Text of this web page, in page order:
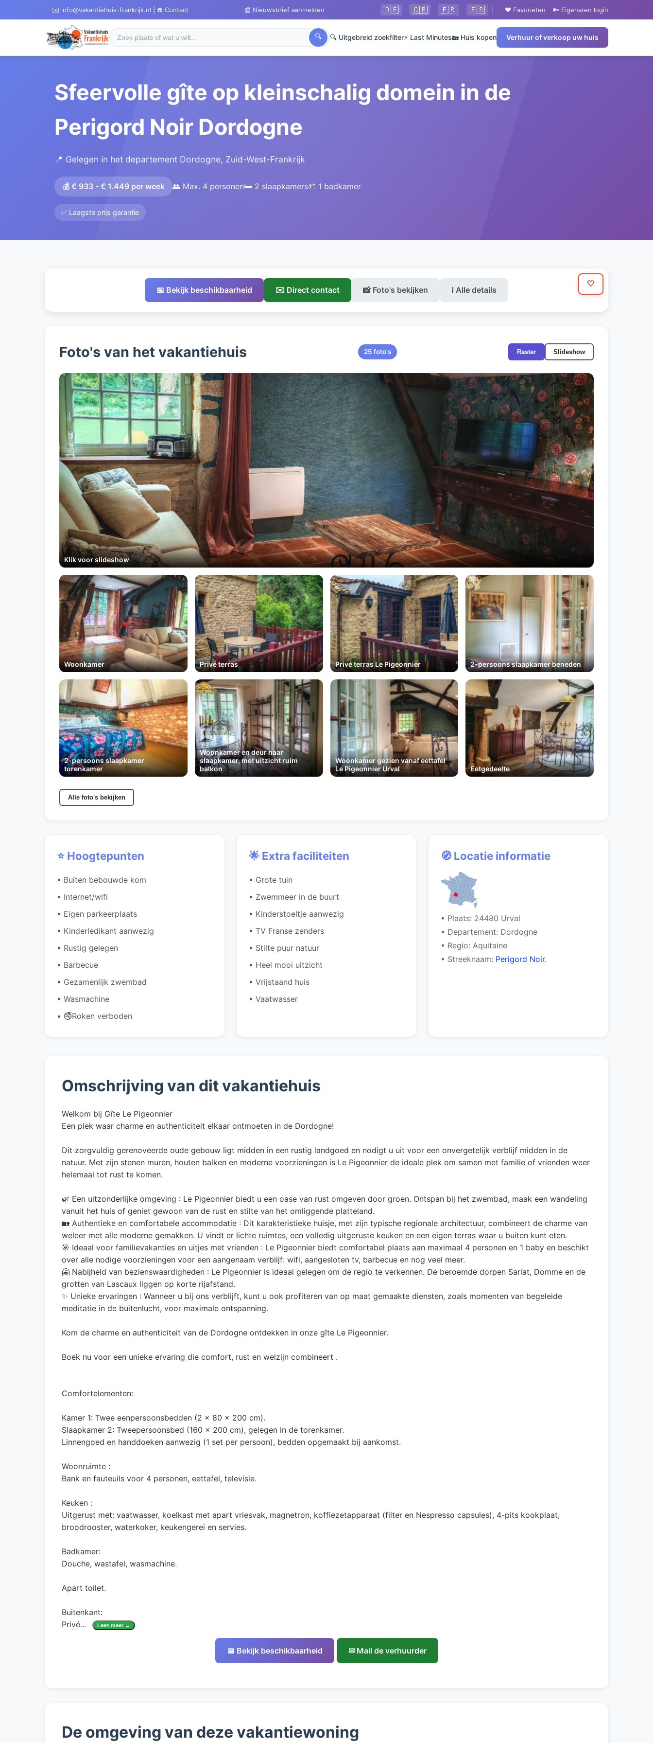
✉️ info@vakantiehuis-frankrijk.nl | ☎️ Contact 📰 Nieuwsbrief aanmelden 🇩🇪 🇬🇧 🇫🇷 🇪🇸 ❤️ Favorieten 🔑 Eigenaren login
🔍 🔍 Uitgebreid zoekfilter⚡ Last Minutes🏡 Huis kopen Verhuur of verkoop uw huis
Sfeervolle gîte op kleinschalig domein in de
Perigord Noir Dordogne
📍 Gelegen in het departement Dordogne, Zuid-West-Frankrijk
💰 € 933 - € 1.449 per week 👥 Max. 4 personen🛏️ 2 slaapkamers🛀 1 badkamer
✅ Laagste prijs garantie
📅 Bekijk beschikbaarheid ✉️ Direct contact 📸 Foto's bekijken ℹ️ Alle details
🤍
Foto's van het vakantiehuis 25 foto's Raster Slideshow
Klik voor slideshow
Woonkamer Privé terras Privé terras Le Pigeonnier 2-persoons slaapkamer beneden
2-persoons slaapkamer
torenkamer
Woonkamer en deur naar
slaapkamer, met uitzicht ruim
balkon
Woonkamer gezien vanaf eettafel
Le Pigeonnier Urval
Eetgedeelte
Alle foto's bekijken
⭐ Hoogtepunten
• Buiten bebouwde kom
• Internet/wifi
• Eigen parkeerplaats
• Kinderledikant aanwezig
• Rustig gelegen
• Barbecue
• Gezamenlijk zwembad
• Wasmachine
• 🚭Roken verboden
🌟 Extra faciliteiten
• Grote tuin
• Zwemmeer in de buurt
• Kinderstoeltje aanwezig
• TV Franse zenders
• Stilte puur natuur
• Heel mooi uitzicht
• Vrijstaand huis
• Vaatwasser
🧭 Locatie informatie
• Plaats: 24480 Urval
• Departement: Dordogne
• Regio: Aquitaine
• Streeknaam: Perigord Noir.
Omschrijving van dit vakantiehuis
Welkom bij Gîte Le Pigeonnier
Een plek waar charme en authenticiteit elkaar ontmoeten in de Dordogne!
Dit zorgvuldig gerenoveerde oude gebouw ligt midden in een rustig landgoed en nodigt u uit voor een onvergetelijk verblijf midden in de
natuur. Met zijn stenen muren, houten balken en moderne voorzieningen is Le Pigeonnier de ideale plek om samen met familie of vrienden weer
helemaal tot rust te komen.
🌿 Een uitzonderlijke omgeving : Le Pigeonnier biedt u een oase van rust omgeven door groen. Ontspan bij het zwembad, maak een wandeling
vanuit het huis of geniet gewoon van de rust en stilte van het omliggende platteland.
🏡 Authentieke en comfortabele accommodatie : Dit karakteristieke huisje, met zijn typische regionale architectuur, combineert de charme van
weleer met alle moderne gemakken. U vindt er lichte ruimtes, een volledig uitgeruste keuken en een eigen terras waar u buiten kunt eten.
🎯 Ideaal voor familievakanties en uitjes met vrienden : Le Pigeonnier biedt comfortabel plaats aan maximaal 4 personen en 1 baby en beschikt
over alle nodige voorzieningen voor een aangenaam verblijf: wifi, aangesloten tv, barbecue en nog veel meer.
🤗 Nabijheid van bezienswaardigheden : Le Pigeonnier is ideaal gelegen om de regio te verkennen. De beroemde dorpen Sarlat, Domme en de
grotten van Lascaux liggen op korte rijafstand.
✨ Unieke ervaringen : Wanneer u bij ons verblijft, kunt u ook profiteren van op maat gemaakte diensten, zoals momenten van begeleide
meditatie in de buitenlucht, voor maximale ontspanning.
Kom de charme en authenticiteit van de Dordogne ontdekken in onze gîte Le Pigeonnier.
Boek nu voor een unieke ervaring die comfort, rust en welzijn combineert .
Comfortelementen:
Kamer 1: Twee eenpersoonsbedden (2 x 80 x 200 cm).
Slaapkamer 2: Tweepersoonsbed (160 x 200 cm), gelegen in de torenkamer.
Linnengoed en handdoeken aanwezig (1 set per persoon), bedden opgemaakt bij aankomst.
Woonruimte :
Bank en fauteuils voor 4 personen, eettafel, televisie.
Keuken :
Uitgerust met: vaatwasser, koelkast met apart vriesvak, magnetron, koffiezetapparaat (filter en Nespresso capsules), 4-pits kookplaat,
broodrooster, waterkoker, keukengerei en servies.
Badkamer:
Douche, wastafel, wasmachine.
Apart toilet.
Buitenkant:
Privé... Lees meer →
📅 Bekijk beschikbaarheid ✉ Mail de verhuurder
De omgeving van deze vakantiewoning